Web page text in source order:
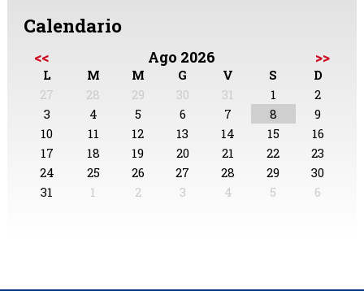
Calendario
<< Ago 2026 >>
L M M G V S
D
27
28 29 30 31 1
2
3
4 5 6 7 8
9
10
11 12 13 14 15
16
17
18 19 20 21 22
23
24
25 26 27 28 29
30
31
1 2 3 4 5 6